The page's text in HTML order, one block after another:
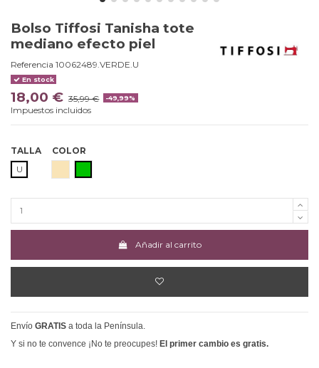
Bolso Tiffosi Tanisha tote
mediano efecto piel
Referencia 10062489.VERDE.U
En stock
18,00 € 35,99 € -49,99%
Impuestos incluidos
TALLA
U
COLOR
Añadir al carrito
Envío GRATIS a toda la Península.
Y si no te convence ¡No te preocupes! El primer cambio es gratis.